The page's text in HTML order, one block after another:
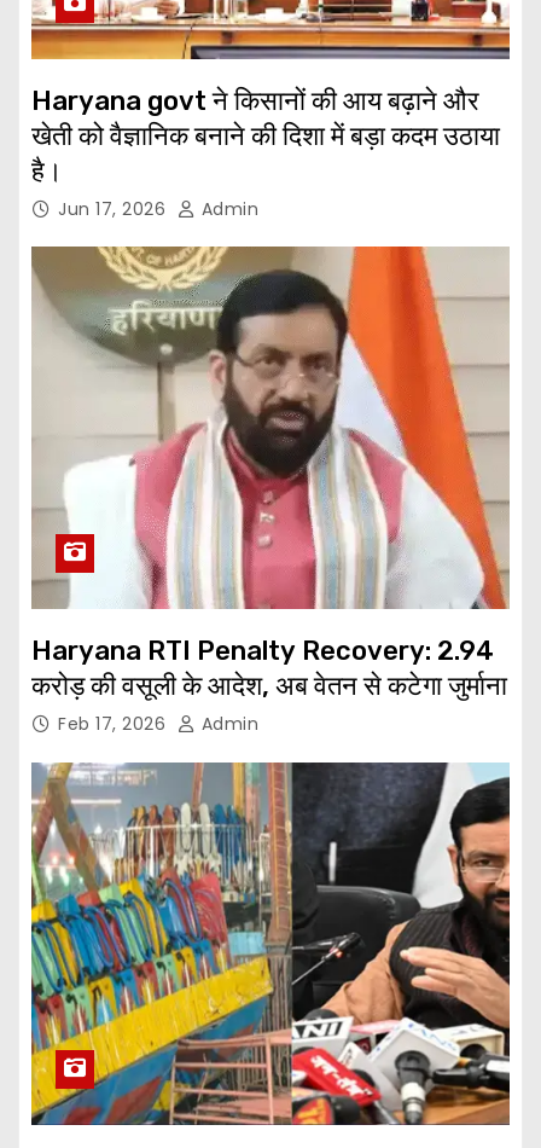
Haryana govt ने किसानों की आय बढ़ाने और
खेती को वैज्ञानिक बनाने की दिशा में बड़ा कदम उठाया
है।
Jun 17, 2026 Admin
Haryana RTI Penalty Recovery: 2.94
करोड़ की वसूली के आदेश, अब वेतन से कटेगा जुर्माना
Feb 17, 2026 Admin